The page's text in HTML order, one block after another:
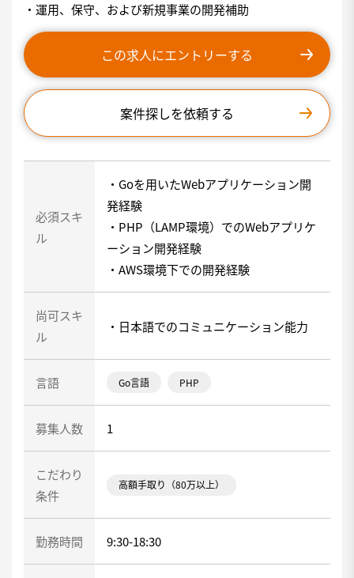
・運用、保守、および新規事業の開発補助
この求人にエントリーする
案件探しを依頼する
必須スキ
ル
・Goを用いたWebアプリケーション開
発経験
・PHP（LAMP環境）でのWebアプリケ
ーション開発経験
・AWS環境下での開発経験
尚可スキ
ル
・日本語でのコミュニケーション能力
言語 Go言語 PHP
募集人数 1
こだわり
条件
高額手取り（80万以上）
勤務時間 9:30-18:30